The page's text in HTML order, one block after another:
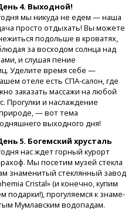
4. Выходной!
мы никуда не едем — наша
просто отдыхать! Вы можете
подольше в кроватях,
за восходом солнца над
и слушая пение
Уделите время себе —
отеле есть СПА-салон, где
заказать массажи на любой
Прогулки и наслаждение
— вот тема
выходного дня!
5. Богемский хрусталь
нас ждет горный курорт
Мы посетим музей стек­ла
знаменитый стеклянный завод
Cristal» (и ко­нечно, купим
подарки!), прогуляемся к знаме­
Мумлавским вод­опадам.